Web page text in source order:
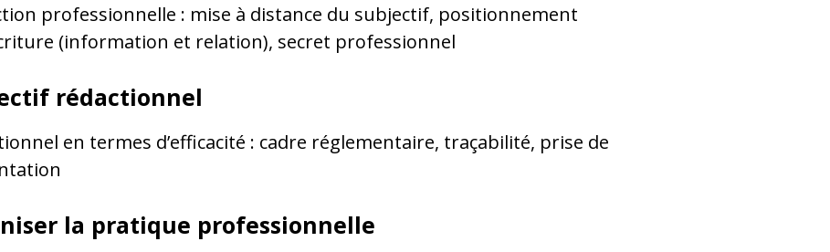
professionnelle : mise à distance du subjectif, positionnement
(information et relation), secret professionnel
rédactionnel
en termes d’efficacité : cadre réglementaire, traçabilité, prise de
la pratique professionnelle